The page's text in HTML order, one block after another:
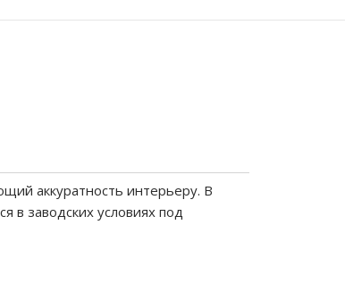
аккуратность интерьеру. В
заводских условиях под